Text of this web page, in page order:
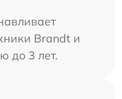
Brandt и
до 3 лет.